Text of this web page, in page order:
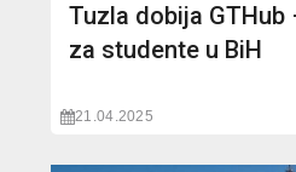
Tuzla dobija
za studente u BiH
21.04.2025